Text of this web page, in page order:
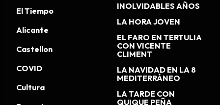
El Tiempo
Alicante
Castellon
COVID
Cultura
INOLVIDABLES AÑOS
LA HORA JOVEN
EL FARO EN TERTULIA
CON VICENTE
CLIMENT
LA NAVIDAD EN LA 8
MEDITERRÁNEO
LA TARDE CON
QUIQUE PEÑA